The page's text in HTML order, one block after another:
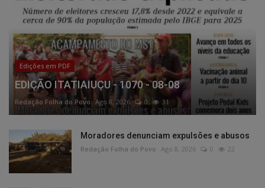
Edições em PDF
EDIÇÃO ITATIAIUÇU - 1070 - 08-08
Redação Folha do Povo Ago 8, 2026 0 31
Moradores denunciam expulsões e abusos
Redação Folha do Povo Ago 8, 2026 0 22